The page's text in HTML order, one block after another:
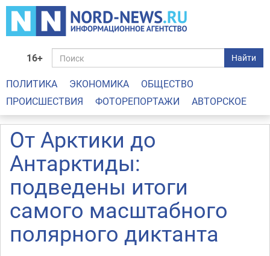
16+ Найти
ПОЛИТИКА ЭКОНОМИКА
ОБЩЕСТВО
ПРОИСШЕСТВИЯ
ФОТОРЕПОРТАЖИ АВТОРСКОЕ
От Арктики до
Антарктиды:
подведены итоги
самого масштабного
полярного диктанта